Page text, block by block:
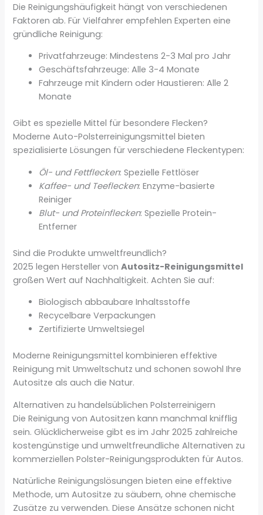
Die Reinigungshäufigkeit hängt von verschiedenen
Faktoren ab. Für Vielfahrer empfehlen Experten eine
gründliche Reinigung:
Privatfahrzeuge: Mindestens 2-3 Mal pro Jahr
Geschäftsfahrzeuge: Alle 3-4 Monate
Fahrzeuge mit Kindern oder Haustieren: Alle 2
Monate
Gibt es spezielle Mittel für besondere Flecken?
Moderne Auto-Polsterreinigungsmittel bieten
spezialisierte Lösungen für verschiedene Fleckentypen:
Öl- und Fettflecken: Spezielle Fettlöser
Kaffee- und Teeflecken: Enzyme-basierte
Reiniger
Blut- und Proteinflecken: Spezielle Protein-
Entferner
Sind die Produkte umweltfreundlich?
2025 legen Hersteller vonAutositz-Reinigungsmittel
großen Wert auf Nachhaltigkeit. Achten Sie auf:
Biologisch abbaubare Inhaltsstoffe
Recycelbare Verpackungen
Zertifizierte Umweltsiegel
Moderne Reinigungsmittel kombinieren effektive
Reinigung mit Umweltschutz und schonen sowohl Ihre
Autositze als auch die Natur.
Alternativen zu handelsüblichen Polsterreinigern
Die Reinigung von Autositzen kann manchmal knifflig
sein. Glücklicherweise gibt es im Jahr 2025 zahlreiche
kostengünstige und umweltfreundliche Alternativen zu
kommerziellen Polster-Reinigungsprodukten für Autos.
Natürliche Reinigungslösungen bieten eine effektive
Methode, um Autositze zu säubern, ohne chemische
Zusätze zu verwenden. Diese Ansätze schonen nicht